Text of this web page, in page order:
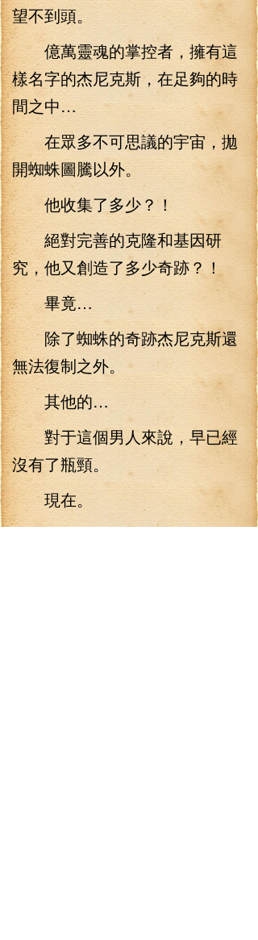
望不到頭。
億萬靈魂的掌控者，擁有這
樣名字的杰尼克斯，在足夠的時
間之中…
在眾多不可思議的宇宙，拋
開蜘蛛圖騰以外。
他收集了多少？！
絕對完善的克隆和基因研
究，他又創造了多少奇跡？！
畢竟…
除了蜘蛛的奇跡杰尼克斯還
無法復制之外。
其他的…
對于這個男人來說，早已經
沒有了瓶頸。
現在。
繼承者家族的一部分限制終